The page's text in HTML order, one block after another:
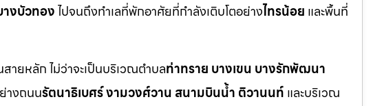
างบัวทองไปจนถึงทำเลที่พักอาศัยที่กำลังเติบโตอย่างไทรน้อย และพื้นที่
ายหลัก ไม่ว่าจะเป็นบริเวณตำบลท่าทราย บางเขน บางรักพัฒนา
างถนนรัตนาธิเบศร์ งามวงศ์วาน สนามบินน้ำ ติวานนท์ และบริเวณ